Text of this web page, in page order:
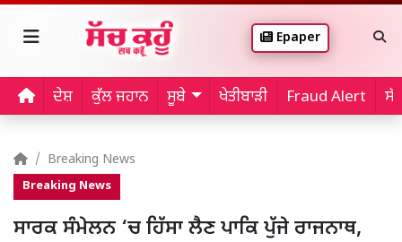
Epaper
ਦੇਸ਼ ਕੁੱਲ ਜਹਾਨ ਸੂਬੇ ਖੇਤੀਬਾੜੀ Fraud Alert
Breaking News
Breaking News
ਸਾਰਕ ਸੰਮੇਲਨ ‘ਚ ਹਿੱਸਾ ਲੈਣ ਪਾਕਿ ਪੁੱਜੇ ਰਾਜਨਾਥ,